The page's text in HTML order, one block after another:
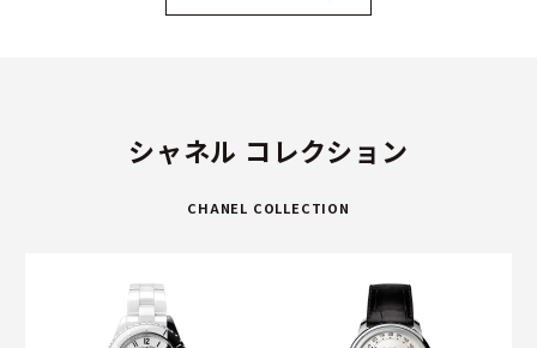
シャネル コレクション
CHANEL COLLECTION